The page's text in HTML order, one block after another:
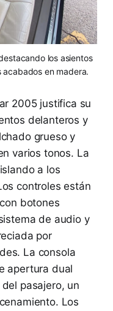
los asientos
en madera.
2005 justifica su
delanteros y
grueso y
varios tonos. La
a los
controles están
botones
de audio y
por
La consola
apertura dual
pasajero, un
Los